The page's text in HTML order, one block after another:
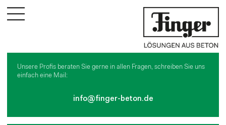
Partner
Unsere Profis beraten Sie gerne in allen Fragen, schreiben Sie uns
einfach eine Mail:
info@finger-beton.de